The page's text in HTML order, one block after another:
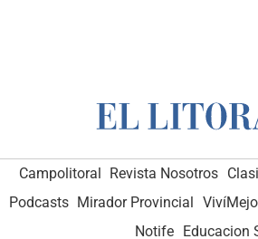
Campolitoral Revista Nosotros
Podcasts Mirador Provincial
Notife Educacion